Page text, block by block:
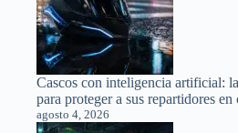
Cascos con inteligencia artificial:
para proteger a sus repartidores en
agosto 4, 2026